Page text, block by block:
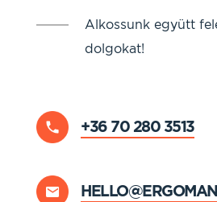
Alkossunk együtt
dolgokat!
+36 70 280 3513